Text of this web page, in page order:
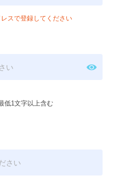
スで登録してください
低1文字以上含む